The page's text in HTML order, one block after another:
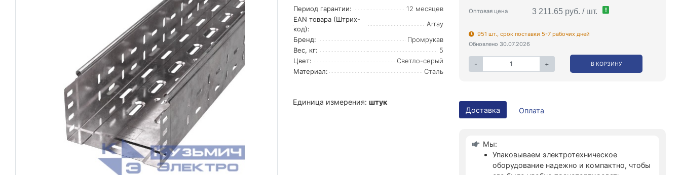
Период гарантии:
12 месяцев
EAN товара (Штрих-
код):
Array
Бренд:
Промрукав
Вес, кг:
5
Цвет:
Светло-серый
Материал:
Сталь
Единица измерения: штук
Оптовая цена 3 211.65 руб. / шт. !
951 шт., срок поставки 5-7 рабочих дней
Обновлено 30.07.2026
- + В КОРЗИНУ
Доставка Оплата
Мы:
Упаковываем электротехническое
оборудование надежно и компактно, чтобы